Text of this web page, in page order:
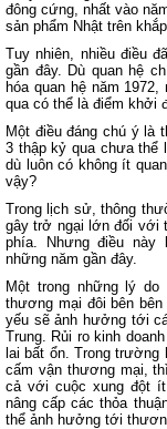
đông cứng, nhất vào
sản phẩm Nhật trên
Tuy nhiên, nhiều điều
gần đây. Dù quan hệ
hóa quan hệ năm
qua có thể là điểm khởi
Một điều đáng chú ý là
3 thập kỷ qua chưa thể
dù luôn có không ít
vậy?
Trong lịch sử, thông
gây trở ngại lớn đối với
phía. Nhưng điều này
những năm gần đây.
Một trong những lý
thương mại đôi bên
yếu sẽ ảnh hưởng tới
Trung. Rủi ro kinh
lai bất ổn. Trong
cấm vận thương mại,
cả với cuộc xung đột
nâng cấp các thỏa
thể ảnh hưởng tới